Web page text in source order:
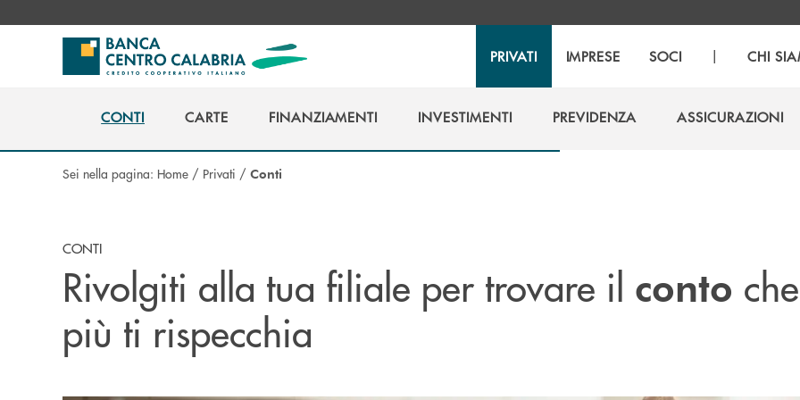
PRIVATI IMPRESE SOCI | CHI
CONTI
CARTE
FINANZIAMENTI
INVESTIMENTI
PREVIDENZA
ASSICURAZIONI
Sei nella pagina: Home / Privati / Conti
CONTI
Rivolgiti alla tua filiale per trovare il conto che
più ti rispecchia